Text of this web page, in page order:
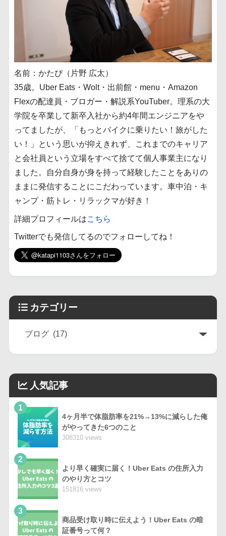
名前：かたぴ（片野 広太）
35歳。Uber Eats・Wolt・出前館・menu・Amazon
Flexの配達員・ブロガー・解説系YouTuber。理系の大
学院を卒業して新卒入社から約4年間エンジニアをや
ってましたが、「もっとバイクに乗りたい！旅がした
い！」という思いが抑えきれず、これまでのキャリア
と会社員という立場をすべて捨てて個人事業主になり
ました。自分自身が身を持って経験したことをありの
ままに発信することにこだわっています。車中泊・キ
ャンプ・筋トレ・リラックマが好き！
詳細プロフィールはこちら
Twitterでも発信してるのでフォローしてね！
カテゴリー
人気記事
1
4ヶ月半で体脂肪率を21%→13%に減らした俺
がやってきた6つのこと
308310 views
2
より早く確実に届く！Uber Eats の住所入力
のやり方とコツ
151816 views
3
商品受け取り時に伝えよう！Uber Eats の暗
証番号って何？